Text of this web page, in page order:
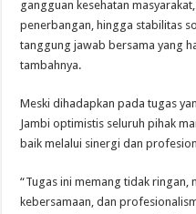
gangguan kesehatan
penerbangan, hingga stabilitas
tanggung jawab bersama yang
tambahnya.
Meski dihadapkan pada tugas
Jambi optimistis seluruh pihak
baik melalui sinergi dan
“Tugas ini memang tidak ringan,
kebersamaan, dan